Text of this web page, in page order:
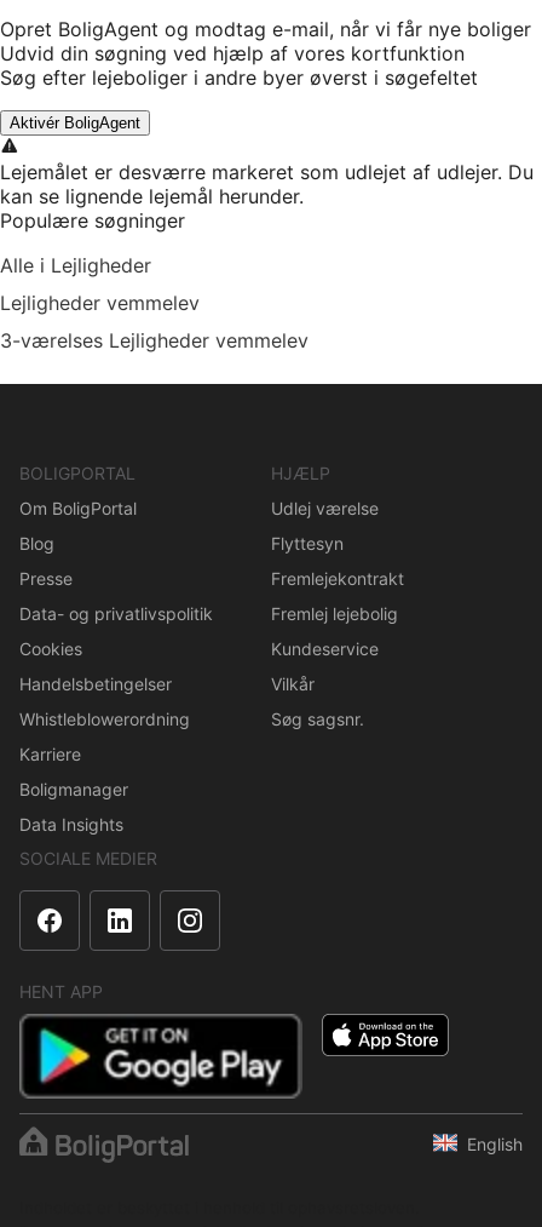
Opret BoligAgent og modtag e-mail, når vi får nye boliger
Udvid din søgning ved hjælp af vores kortfunktion
Søg efter lejeboliger i andre byer øverst i søgefeltet
Aktivér BoligAgent
Lejemålet er desværre markeret som udlejet af udlejer. Du
kan se lignende lejemål herunder.
Populære søgninger
Alle i Lejligheder
Lejligheder vemmelev
3-værelses Lejligheder vemmelev
BOLIGPORTAL
Om BoligPortal
Blog
Presse
Data- og privatlivspolitik
Cookies
Handelsbetingelser
Whistleblowerordning
Karriere
Boligmanager
Data Insights
HJÆLP
Udlej værelse
Flyttesyn
Fremlejekontrakt
Fremlej lejebolig
Kundeservice
Vilkår
Søg sagsnr.
SOCIALE MEDIER
HENT APP
English